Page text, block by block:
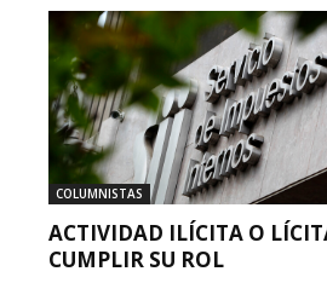
COLUMNISTAS
ACTIVIDAD ILÍCITA O
CUMPLIR SU ROL